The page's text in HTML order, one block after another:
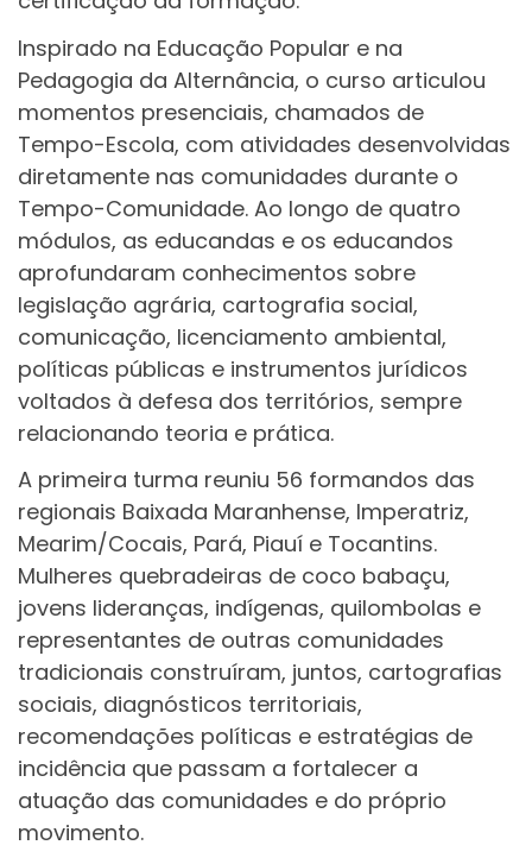
Inspirado na Educação Popular e na
Pedagogia da Alternância, o curso articulou
momentos presenciais, chamados de
Tempo-Escola, com atividades desenvolvidas
diretamente nas comunidades durante o
Tempo-Comunidade. Ao longo de quatro
módulos, as educandas e os educandos
aprofundaram conhecimentos sobre
legislação agrária, cartografia social,
comunicação, licenciamento ambiental,
políticas públicas e instrumentos jurídicos
voltados à defesa dos territórios, sempre
relacionando teoria e prática.
A primeira turma reuniu 56 formandos das
regionais Baixada Maranhense, Imperatriz,
Mearim/Cocais, Pará, Piauí e Tocantins.
Mulheres quebradeiras de coco babaçu,
jovens lideranças, indígenas, quilombolas e
representantes de outras comunidades
tradicionais construíram, juntos, cartografias
sociais, diagnósticos territoriais,
recomendações políticas e estratégias de
incidência que passam a fortalecer a
atuação das comunidades e do próprio
movimento.